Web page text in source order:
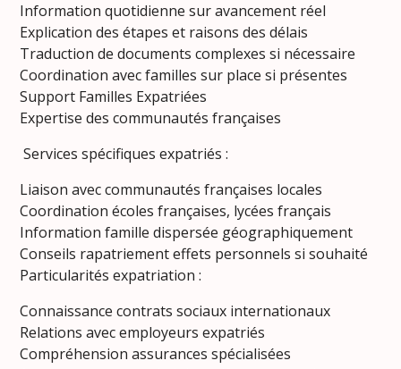
Information quotidienne sur avancement réel
Explication des étapes et raisons des délais
Traduction de documents complexes si nécessaire
Coordination avec familles sur place si présentes
Support Familles Expatriées
Expertise des communautés françaises
Services spécifiques expatriés :
Liaison avec communautés françaises locales
Coordination écoles françaises, lycées français
Information famille dispersée géographiquement
Conseils rapatriement effets personnels si souhaité
Particularités expatriation :
Connaissance contrats sociaux internationaux
Relations avec employeurs expatriés
Compréhension assurances spécialisées